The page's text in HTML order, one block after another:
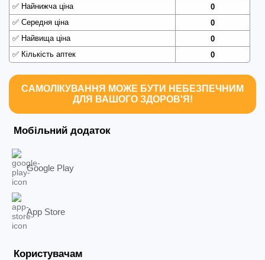
✅ Найнижча ціна
0
✅ Середня ціна
0
✅ Найвища ціна
0
✅ Кількість аптек 0
САМОЛІКУВАННЯ МОЖЕ БУТИ НЕБЕЗПЕЧНИМ
ДЛЯ ВАШОГО ЗДОРОВ'Я!
Мобільний додаток
Google Play
App Store
Користувачам